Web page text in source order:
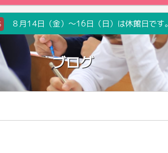
８月14日（金）～16日（日）は休館日です。
ブログ